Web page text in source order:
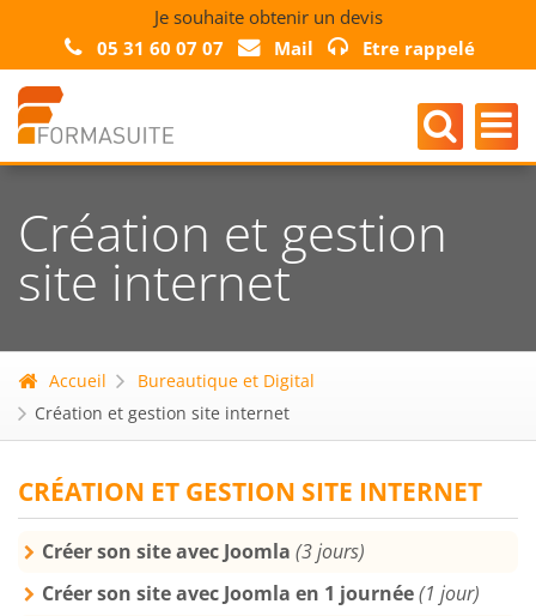
Je souhaite obtenir un devis
05 31 60 07 07
Mail Etre rappelé
Création et gestion
site internet
Accueil
Bureautique et Digital
Création et gestion site internet
CRÉATION ET GESTION SITE INTERNET
Créer son site avec Joomla (3 jours)
Créer son site avec Joomla en 1 journée(1 jour)